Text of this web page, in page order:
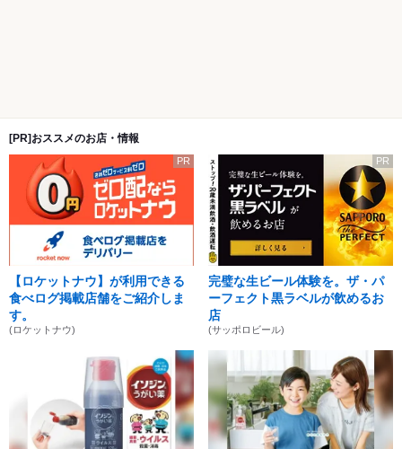
[PR]おススメのお店・情報
PR
【ロケットナウ】が利用できる
食べログ掲載店舗をご紹介しま
す。
(ロケットナウ)
PR
完璧な生ビール体験を。ザ・パ
ーフェクト黒ラベルが飲めるお
店
(サッポロビール)